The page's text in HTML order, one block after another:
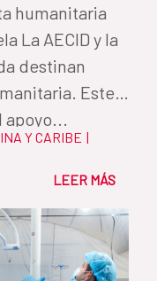
humanitaria
La AECID y la
destinan
Este
Y CARIBE |
LEER MÁS